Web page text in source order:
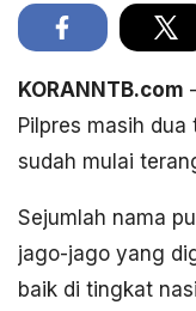
KORANNTB.com
Pilpres masih
sudah mulai
Sejumlah nama
jago-jago yang
baik di tingkat